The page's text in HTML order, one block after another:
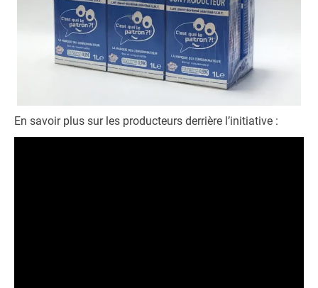
En savoir plus sur les producteurs derrière l’initiative :